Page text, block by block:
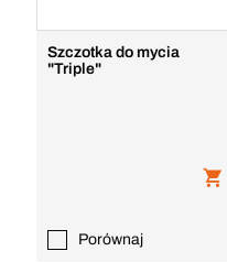
Szczotka do mycia
"Triple"
Porównaj